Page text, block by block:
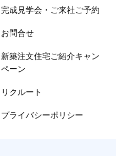
完成見学会・ご来社ご予約
お問合せ
新築注文住宅ご紹介キャン
ペーン
リクルート
プライバシーポリシー